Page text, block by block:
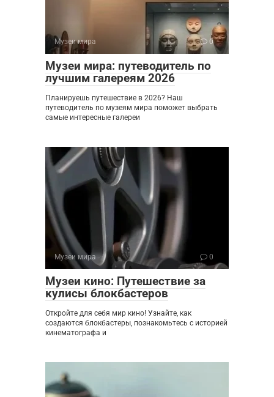
Музеи мира 0
Музеи мира: путеводитель по
лучшим галереям 2026
Планируешь путешествие в 2026? Наш
путеводитель по музеям мира поможет выбрать
самые интересные галереи
Музеи мира 0
Музеи кино: Путешествие за
кулисы блокбастеров
Откройте для себя мир кино! Узнайте, как
создаются блокбастеры, познакомьтесь с историей
кинематографа и